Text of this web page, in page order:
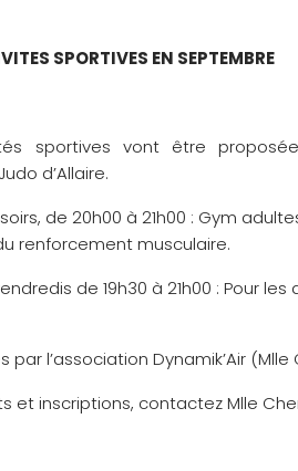
SPORTIVES EN SEPTEMBRE
sportives vont être
d’Allaire.
de 20h00 à 21h00 : Gym
renforcement musculaire.
de 19h30 à 21h00 : Pour
l’association Dynamik’Air (Mlle
et inscriptions, contactez Mlle